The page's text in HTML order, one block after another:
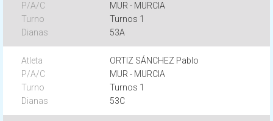
MUR - MURCIA
Turnos 1
53A
ORTIZ SÁNCHEZ Pablo
MUR - MURCIA
Turnos 1
53C